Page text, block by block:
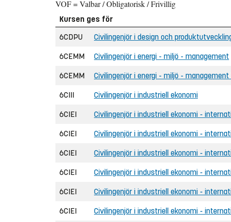
VOF = Valbar / Obligatorisk / Frivillig
Kursen ges för
6CDPU
Civilingenjör i design och
6CEMM Civilingenjör i energi - miljö - management
6CEMM Civilingenjör i energi - miljö -
6CIII Civilingenjör i industriell ekonomi
6CIEI Civilingenjör i industriell ekonomi -
6CIEI Civilingenjör i industriell ekonomi -
6CIEI Civilingenjör i industriell ekonomi -
6CIEI Civilingenjör i industriell ekonomi -
6CIEI Civilingenjör i industriell ekonomi -
6CIEI Civilingenjör i industriell ekonomi -